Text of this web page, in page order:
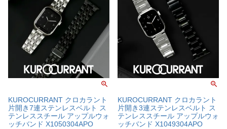
KUROCURRANT クロカラント
片開き7連ステンレスベルト ス
テンレススチール アップルウォ
ッチバンド X1050304APO
KUROCURRANT クロカラント
片開き3連ステンレスベルト ス
テンレススチール アップルウォ
ッチバンド X1049304APO